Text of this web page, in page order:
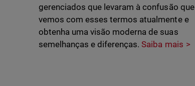
gerenciados que levaram à confusão que
vemos com esses termos atualmente e
obtenha uma visão moderna de suas
semelhanças e diferenças.Saiba mais